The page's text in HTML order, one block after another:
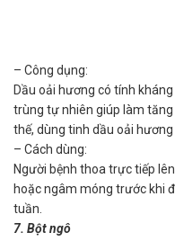
– Công dụng:
Dầu oải hương có tính
trùng tự nhiên giúp làm tăng
thế, dùng tinh dầu oải
– Cách dùng:
Người bệnh thoa trực tiếp
hoặc ngâm móng trước khi
tuần.
7. Bột ngô